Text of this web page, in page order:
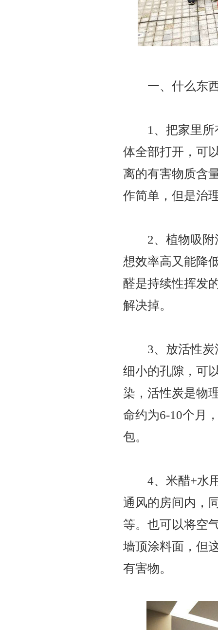
一、什么东西
1、把家里所有
体全部打开，可
离的有害物质含
作简单，但是治
2、植物吸附法
想效率高又能降
醛是持续性挥发
解决掉。
3、放活性炭活
细小的孔隙，可
染，活性炭是物
命约为6-10个月
包。
4、米醋+水用
通风的房间内，
等。也可以将空
墙顶涂料面，但
有害物。